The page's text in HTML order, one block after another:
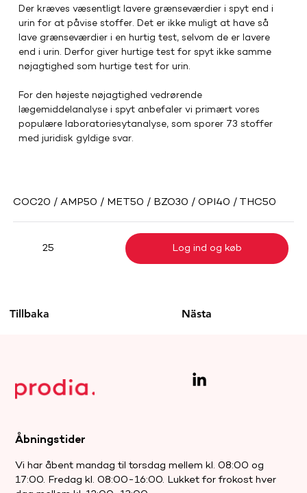
Der kræves væsentligt lavere grænseværdier i spyt end i
urin for at påvise stoffer. Det er ikke muligt at have så
lave grænseværdier i en hurtig test, selvom de er lavere
end i urin. Derfor giver hurtige test for spyt ikke samme
nøjagtighed som hurtige test for urin.
For den højeste nøjagtighed vedrørende
lægemiddelanalyse i spyt anbefaler vi primært vores
populære laboratoriesytanalyse, som sporer 73 stoffer
med juridisk gyldige svar.
COC20 / AMP50 / MET50 / BZO30 / OPI40 / THC50
25 Log ind og køb
Nästa
Tillbaka
Åbningstider
Vi har åbent mandag til torsdag mellem kl. 08:00 og
17:00. Fredag kl. 08:00-16:00. Lukket for frokost hver